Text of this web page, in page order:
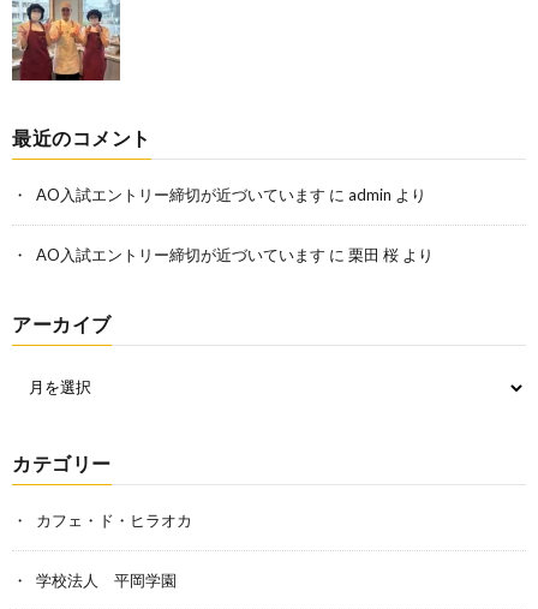
最近のコメント
AO入試エントリー締切が近づいています に admin より
AO入試エントリー締切が近づいています に 栗田 桜 より
アーカイブ
カテゴリー
カフェ・ド・ヒラオカ
学校法人 平岡学園